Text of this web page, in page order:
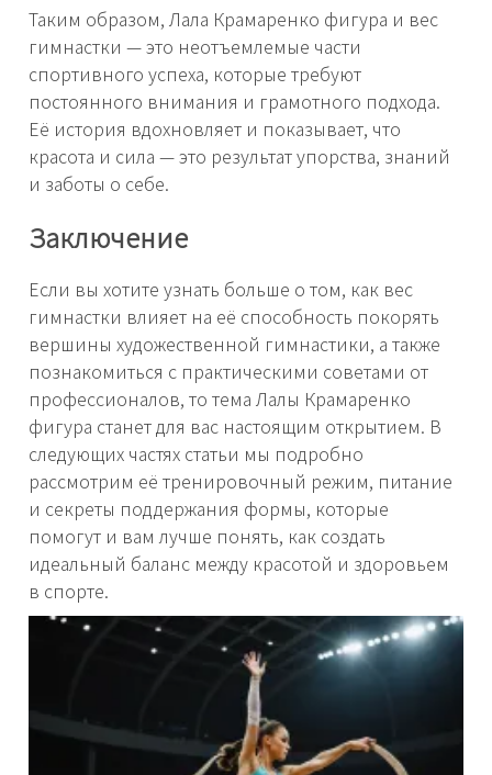
Таким образом, Лала Крамаренко фигура и вес
гимнастки — это неотъемлемые части
спортивного успеха, которые требуют
постоянного внимания и грамотного подхода.
Её история вдохновляет и показывает, что
красота и сила — это результат упорства, знаний
и заботы о себе.
Заключение
Если вы хотите узнать больше о том, как вес
гимнастки влияет на её способность покорять
вершины художественной гимнастики, а также
познакомиться с практическими советами от
профессионалов, то тема Лалы Крамаренко
фигура станет для вас настоящим открытием. В
следующих частях статьи мы подробно
рассмотрим её тренировочный режим, питание
и секреты поддержания формы, которые
помогут и вам лучше понять, как создать
идеальный баланс между красотой и здоровьем
в спорте.